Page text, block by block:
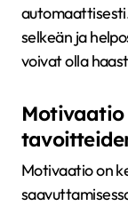
selkeän ja
voivat olla
Motivaatio
Motivaatio on